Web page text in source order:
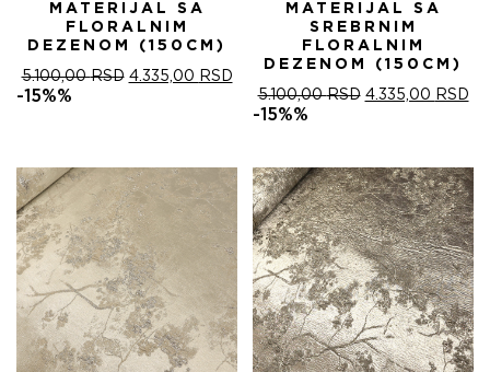
MATERIJAL SA
FLORALNIM
DEZENOM (150CM)
5.100,00RSD ОРИГИНАЛНА
4.335,00 RSDТРЕНУТНА
ЦЕНА
-15%%
MATERIJAL SA
SREBRNIM
FLORALNIM
DEZENOM (150CM)
5.100,00RSD ОРИГИНАЛНА
5.100,00 RSD.
4.335,00 RSD
-15%%